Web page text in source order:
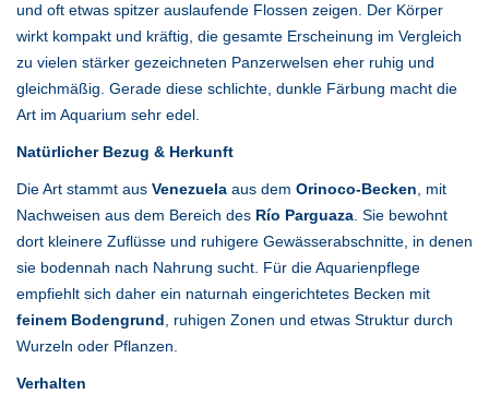
und oft etwas spitzer auslaufende Flossen zeigen. Der Körper
wirkt kompakt und kräftig, die gesamte Erscheinung im Vergleich
zu vielen stärker gezeichneten Panzerwelsen eher ruhig und
gleichmäßig. Gerade diese schlichte, dunkle Färbung macht die
Art im Aquarium sehr edel.
Natürlicher Bezug & Herkunft
Die Art stammt aus Venezuela aus dem Orinoco-Becken, mit
Nachweisen aus dem Bereich des Río Parguaza. Sie bewohnt
dort kleinere Zuflüsse und ruhigere Gewässerabschnitte, in denen
sie bodennah nach Nahrung sucht. Für die Aquarienpflege
empfiehlt sich daher ein naturnah eingerichtetes Becken mit
feinem Bodengrund, ruhigen Zonen und etwas Struktur durch
Wurzeln oder Pflanzen.
Verhalten